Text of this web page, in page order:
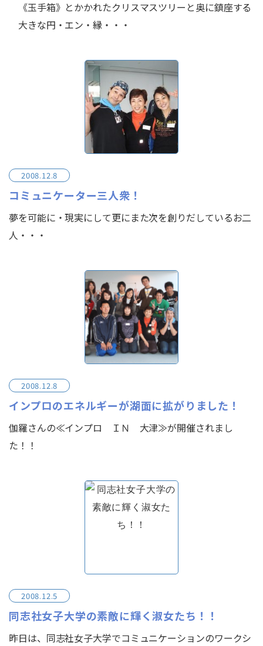
《玉手箱》とかかれたクリスマスツリーと奥に鎮座する
大きな円・エン・縁・・・
2008.12.8
コミュニケーター三人衆！
夢を可能に・現実にして更にまた次を創りだしているお二
人・・・
2008.12.8
インプロのエネルギーが湖面に拡がりました！
伽羅さんの≪インプロ ＩＮ 大津≫が開催されまし
た！！
2008.12.5
同志社女子大学の素敵に輝く淑女たち！！
昨日は、同志社女子大学でコミュニケーションのワークシ